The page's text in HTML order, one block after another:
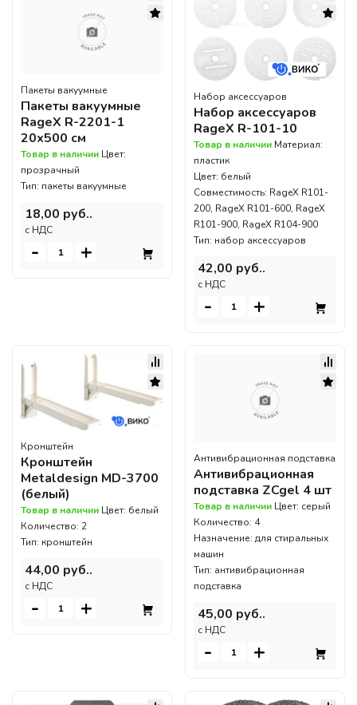
Пакеты вакуумные
Пакеты вакуумные
RageX R-2201-1
20x500 см
Товар в наличии Цвет:
прозрачный
Тип: пакеты вакуумные
18,00 руб..
c НДС
- +
Набор аксессуаров
Набор аксессуаров
RageX R-101-10
Товар в наличии Материал:
пластик
Цвет: белый
Совместимость: RageX R101-
200, RageX R101-600, RageX
R101-900, RageX R104-900
Тип: набор аксессуаров
42,00 руб..
c НДС
- +
Кронштейн
Кронштейн
Metaldesign MD-3700
(белый)
Товар в наличии Цвет: белый
Количество: 2
Тип: кронштейн
44,00 руб..
c НДС
- +
Антивибрационная подставка
Антивибрационная
подставка ZCgel 4 шт
Товар в наличии Цвет: серый
Количество: 4
Назначение: для стиральных
машин
Тип: антивибрационная
подставка
45,00 руб..
c НДС
- +